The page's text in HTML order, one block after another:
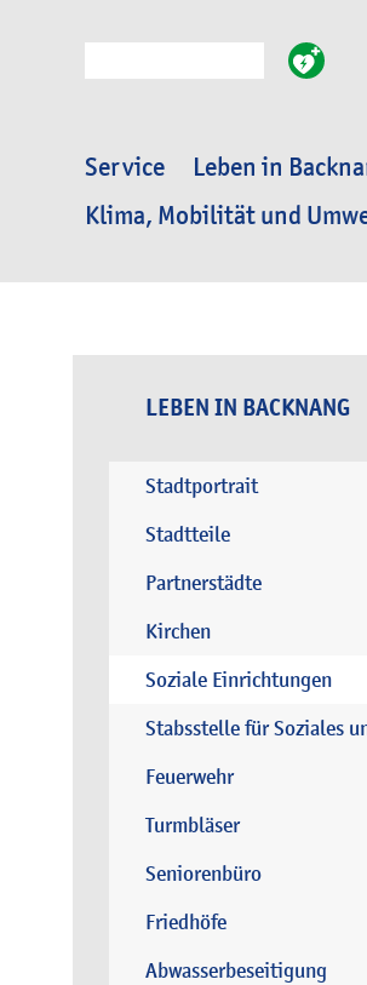
Service Leben in
Klima, Mobilität und
LEBEN IN BACKNANG
Stadtportrait
Stadtteile
Partnerstädte
Kirchen
Soziale Einrichtungen
Stabsstelle für Soziales
Feuerwehr
Turmbläser
Seniorenbüro
Friedhöfe
Abwasserbeseitigung